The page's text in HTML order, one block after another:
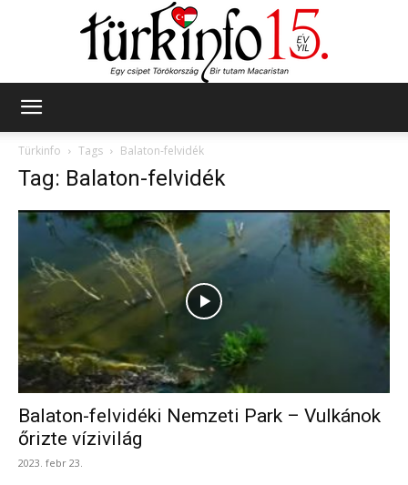
Türkinfo
Tags Balaton-felvidék
Tag: Balaton-felvidék
Balaton-felvidéki Nemzeti Park – Vulkánok
őrizte vízivilág
2023. febr 23.